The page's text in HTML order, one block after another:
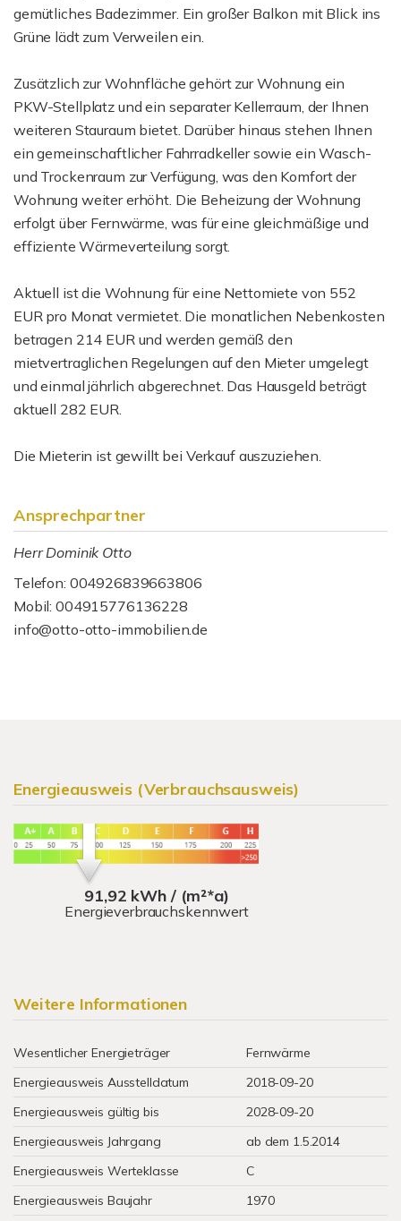
gemütliches Badezimmer. Ein großer Balkon mit Blick ins
Grüne lädt zum Verweilen ein.
Zusätzlich zur Wohnfläche gehört zur Wohnung ein
PKW-Stellplatz und ein separater Kellerraum, der Ihnen
weiteren Stauraum bietet. Darüber hinaus stehen Ihnen
ein gemeinschaftlicher Fahrradkeller sowie ein Wasch-
und Trockenraum zur Verfügung, was den Komfort der
Wohnung weiter erhöht. Die Beheizung der Wohnung
erfolgt über Fernwärme, was für eine gleichmäßige und
effiziente Wärmeverteilung sorgt.
Aktuell ist die Wohnung für eine Nettomiete von 552
EUR pro Monat vermietet. Die monatlichen Nebenkosten
betragen 214 EUR und werden gemäß den
mietvertraglichen Regelungen auf den Mieter umgelegt
und einmal jährlich abgerechnet. Das Hausgeld beträgt
aktuell 282 EUR.
Die Mieterin ist gewillt bei Verkauf auszuziehen.
Ansprechpartner
Herr Dominik Otto
Telefon: 004926839663806
Mobil: 004915776136228
info@otto-otto-immobilien.de
Energieausweis (Verbrauchsausweis)
91,92 kWh / (m²*a)
Energieverbrauchskennwert
Weitere Informationen
Wesentlicher Energieträger
Fernwärme
Energieausweis Ausstelldatum
2018-09-20
Energieausweis gültig bis
2028-09-20
Energieausweis Jahrgang
ab dem 1.5.2014
Energieausweis Werteklasse
C
Energieausweis Baujahr
1970